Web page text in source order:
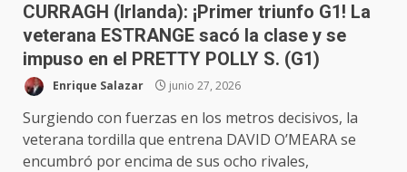
CURRAGH (Irlanda): ¡Primer triunfo G1! La
veterana ESTRANGE sacó la clase y se
impuso en el PRETTY POLLY S. (G1)
Enrique Salazar junio 27, 2026
Surgiendo con fuerzas en los metros decisivos, la
veterana tordilla que entrena DAVID O’MEARA se
encumbró por encima de sus ocho rivales,